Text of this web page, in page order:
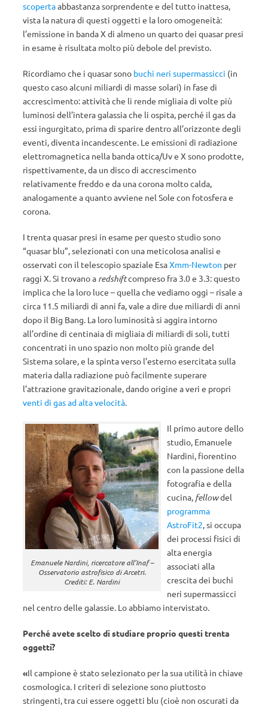
scopertaabbastanza sorprendente e del tutto inattesa,
vista la natura di questi oggetti e la loro omogeneità:
l’emissione in banda X di almeno un quarto dei quasar presi
in esame è risultata molto più debole del previsto.
Ricordiamo che i quasar sono buchi neri supermassicci (in
questo caso alcuni miliardi di masse solari) in fase di
accrescimento: attività che li rende migliaia di volte più
luminosi dell’intera galassia che li ospita, perché il gas da
essi ingurgitato, prima di sparire dentro all’orizzonte degli
eventi, diventa incandescente. Le emissioni di radiazione
elettromagnetica nella banda ottica/Uv e X sono prodotte,
rispettivamente, da un disco di accrescimento
relativamente freddo e da una corona molto calda,
analogamente a quanto avviene nel Sole con fotosfera e
corona.
I trenta quasar presi in esame per questo studio sono
“quasar blu”, selezionati con una meticolosa analisi e
osservati con il telescopio spaziale EsaXmm-Newton per
raggi X. Si trovano a redshiftcompreso fra 3.0 e 3.3: questo
implica che la loro luce – quella che vediamo oggi – risale a
circa 11.5 miliardi di anni fa, vale a dire due miliardi di anni
dopo il Big Bang. La loro luminosità si aggira intorno
all’ordine di centinaia di migliaia di miliardi di soli, tutti
concentrati in uno spazio non molto più grande del
Sistema solare, e la spinta verso l’esterno esercitata sulla
materia dalla radiazione può facilmente superare
l’attrazione gravitazionale, dando origine a veri e propri
venti di gas ad alta velocità.
Emanuele Nardini, ricercatore all’Inaf –
Osservatorio astrofisico di Arcetri.
Crediti: E. Nardini
Il primo autore dello
studio, Emanuele
Nardini, fiorentino
con la passione della
fotografia e della
cucina, fellowdel
programma
AstroFit2, si occupa
dei processi fisici di
alta energia
associati alla
crescita dei buchi
neri supermassicci
nel centro delle galassie. Lo abbiamo intervistato.
Perché avete scelto di studiare proprio questi trenta
oggetti?
«Il campione è stato selezionato per la sua utilità in chiave
cosmologica. I criteri di selezione sono piuttosto
stringenti, tra cui essere oggetti blu (cioè non oscurati da